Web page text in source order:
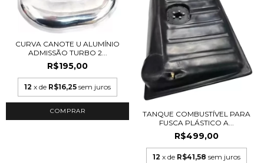
CURVA CANOTE U ALUMÍNIO
ADMISSÃO TURBO 2...
R$195,00
12 x de R$16,25 sem juros
TANQUE COMBUSTÍVEL PARA
FUSCA PLÁSTICO A...
R$499,00
12 x de R$41,58 sem juros